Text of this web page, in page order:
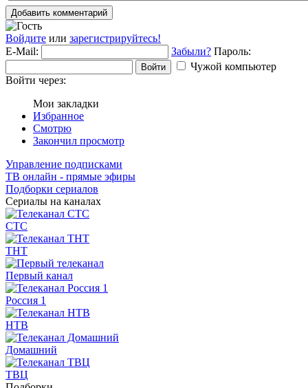
Добавить комментарий
Войдите или зарегистрируйтесь!
E-Mail:
Забыли? Пароль:
Войти
Чужой компьютер
Войти через:
Мои закладки
Избранное
Смотрю
Закончил просмотр
Управление подписками
ТВ онлайн - прямые эфиры
Подборки сериалов
Сериалы на каналах
СТС
ТНТ
Первый канал
Россия 1
НТВ
Домашний
ТВЦ